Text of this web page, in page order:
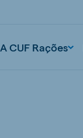
A CUF Rações